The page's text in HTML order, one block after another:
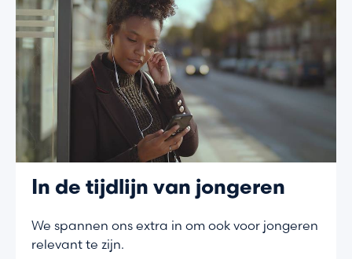
In de tijdlijn van jongeren
We spannen ons extra in om ook voor jongeren
relevant te zijn.